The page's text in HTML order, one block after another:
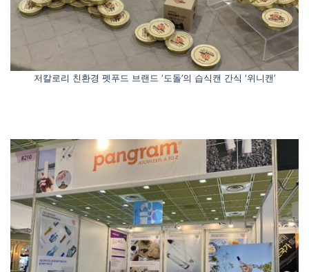
저칼로리 친환경 펫푸드 브랜드 ‘도돌’의 습식캔 간식 ‘위니캔’